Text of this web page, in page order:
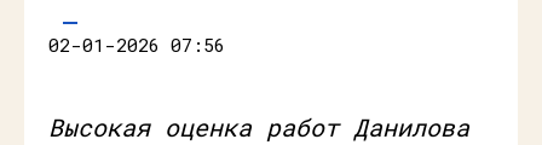
02-01-2026 07:56
Высокая оценка работ Данилова